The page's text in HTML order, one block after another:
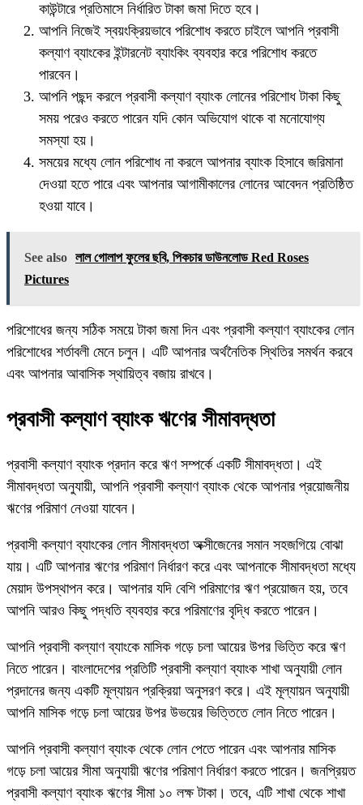
কাউন্টারে প্রতিমাসে নির্ধারিত টাকা জমা দিতে হবে।
আপনি নিজেই স্বয়ংক্রিয়ভাবে পরিশোধ করতে চাইলে আপনি প্রবাসী
কল্যাণ ব্যাংকের ইন্টারনেট ব্যাংকিং ব্যবহার করে পরিশোধ করতে
পারবেন।
আপনি পছন্দ করলে প্রবাসী কল্যাণ ব্যাংক লোনের পরিশোধ টাকা কিছু
সময় পরেও করতে পারেন যদি কোন অভিযোগ থাকে বা মনোযোগ্য
সমস্যা হয়।
সময়ের মধ্যে লোন পরিশোধ না করলে আপনার ব্যাংক হিসাবে জরিমানা
দেওয়া হতে পারে এবং আপনার আগামীকালের লোনের আবেদন প্রতিষ্ঠিত
হওয়া যাবে।
See also লাল গোলাপ ফুলের ছবি, পিকচার ডাউনলোড Red Roses
Pictures
পরিশোধের জন্য সঠিক সময়ে টাকা জমা দিন এবং প্রবাসী কল্যাণ ব্যাংকের লোন
পরিশোধের শর্তাবলী মেনে চলুন। এটি আপনার অর্থনৈতিক স্থিতির সমর্থন করবে
এবং আপনার আবাসিক স্থায়িত্ব বজায় রাখবে।
প্রবাসী কল্যাণ ব্যাংক ঋণের সীমাবদ্ধতা
প্রবাসী কল্যাণ ব্যাংক প্রদান করে ঋণ সম্পর্কে একটি সীমাবদ্ধতা। এই
সীমাবদ্ধতা অনুযায়ী, আপনি প্রবাসী কল্যাণ ব্যাংক থেকে আপনার প্রয়োজনীয়
ঋণের পরিমাণ নেওয়া যাবেন।
প্রবাসী কল্যাণ ব্যাংকের লোন সীমাবদ্ধতা অক্সীজেনের সমান সহজগিয়ে বোঝা
যায়। এটি আপনার ঋণের পরিমাণ নির্ধারণ করে এবং আপনাকে সীমাবদ্ধতা মধ্যে
মেয়াদ উপস্থাপন করে। আপনার যদি বেশি পরিমাণের ঋণ প্রয়োজন হয়, তবে
আপনি আরও কিছু পদ্ধতি ব্যবহার করে পরিমাণের বৃদ্ধি করতে পারেন।
আপনি প্রবাসী কল্যাণ ব্যাংকে মাসিক গড়ে চলা আয়ের উপর ভিত্তি করে ঋণ
নিতে পারেন। বাংলাদেশের প্রতিটি প্রবাসী কল্যাণ ব্যাংক শাখা অনুযায়ী লোন
প্রদানের জন্য একটি মূল্যায়ন প্রক্রিয়া অনুসরণ করে। এই মূল্যায়ন অনুযায়ী
আপনি মাসিক গড়ে চলা আয়ের উপর উভয়ের ভিত্তিতে লোন নিতে পারেন।
আপনি প্রবাসী কল্যাণ ব্যাংক থেকে লোন পেতে পারেন এবং আপনার মাসিক
গড়ে চলা আয়ের সীমা অনুযায়ী ঋণের পরিমাণ নির্ধারণ করতে পারেন। জনপ্রিয়ত
প্রবাসী কল্যাণ ব্যাংক ঋণের সীমা ১০ লক্ষ টাকা। তবে, এটি শাখা থেকে শাখা